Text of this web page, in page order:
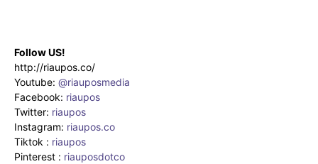
Follow US!
http://riaupos.co/
Youtube: @riauposmedia
Facebook: riaupos
Twitter: riaupos
Instagram: riaupos.co
Tiktok : riaupos
Pinterest : riauposdotco